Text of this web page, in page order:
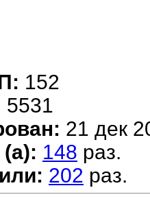
152
5531
21 дек
148 раз.
202 раз.